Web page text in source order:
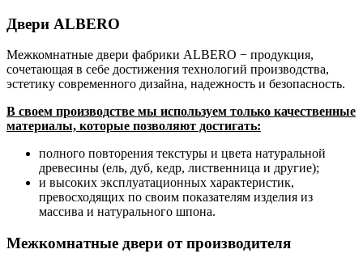
Двери ALBERO
Межкомнатные двери фабрики ALBERO − продукция,
сочетающая в себе достижения технологий производства,
эстетику современного дизайна, надежность и безопасность.
В своем производстве мы используем только качественные
материалы, которые позволяют достигать:
полного повторения текстуры и цвета натуральной
древесины (ель, дуб, кедр, лиственница и другие);
и высоких эксплуатационных характеристик,
превосходящих по своим показателям изделия из
массива и натурального шпона.
Межкомнатные двери от производителя